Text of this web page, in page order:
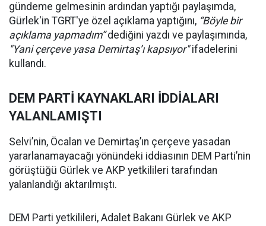
gündeme gelmesinin ardından yaptığı paylaşımda,
Gürlek'in TGRT'ye özel açıklama yaptığını, “Böyle bir
açıklama yapmadım”dediğini yazdı ve paylaşımında,
"Yani çerçeve yasa Demirtaş’ı kapsıyor"ifadelerini
kullandı.
DEM PARTİ KAYNAKLARI İDDİALARI
YALANLAMIŞTI
Selvi’nin, Öcalan ve Demirtaş’ın çerçeve yasadan
yararlanamayacağı yönündeki iddiasının DEM Parti’nin
görüştüğü Gürlek ve AKP yetkilileri tarafından
yalanlandığı aktarılmıştı.
DEM Parti yetkilileri, Adalet Bakanı Gürlek ve AKP